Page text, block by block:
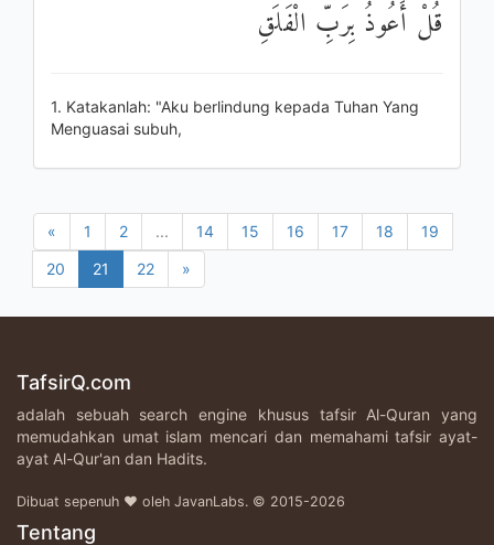
قُلْ أَعُوذُ بِرَبِّ الْفَلَقِ
1. Katakanlah: "Aku berlindung kepada Tuhan Yang
Menguasai subuh,
« 1 2 ... 14 15 16 17 18
19
20
21 22 »
TafsirQ.com
adalah sebuah search engine khusus tafsir Al-Quran yang
memudahkan umat islam mencari dan memahami tafsir ayat-
ayat Al-Qur'an dan Hadits.
Dibuat sepenuh ♥ oleh JavanLabs. © 2015-2026
Tentang